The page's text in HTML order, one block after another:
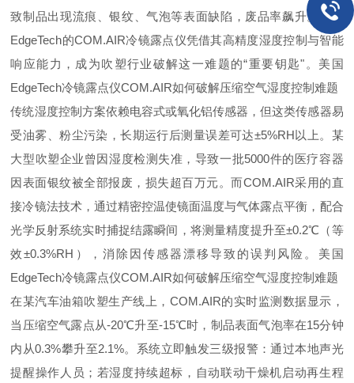
致制品出现流痕、银纹、气泡等表面缺陷，废品率飙升。美国
EdgeTech的COM.AIR冷镜露点仪凭借其高精度湿度控制与智能
响应能力，成为吹塑行业破解这一难题的“重要钥匙"。 美国
EdgeTech冷镜露点仪COM.AIR如何破解压缩空气湿度控制难题
传统湿度控制方案依赖电容式或氧化铝传感器，但这类传感器易
受油雾、粉尘污染，长期运行后测量误差可达±5%RH以上。某
大型吹塑企业曾因湿度检测失准，导致一批5000件的医疗容器
因表面银纹被全部报废，损失超百万元。而COM.AIR采用的直
接冷镜法技术，通过精密控温使镜面温度与气体露点平衡，配合
光学反射系统实时捕捉结露瞬间，将测量精度提升至±0.2℃（等
效±0.3%RH），消除因传感器漂移导致的误判风险。 美国
EdgeTech冷镜露点仪COM.AIR如何破解压缩空气湿度控制难题
在某汽车油箱吹塑生产线上，COM.AIR的实时监测数据显示，
当压缩空气露点从-20℃升至-15℃时，制品表面气泡率在15分钟
内从0.3%攀升至2.1%。系统立即触发三级报警：通过本地声光
提醒操作人员；若湿度持续超标，自动联动干燥机启动再生程